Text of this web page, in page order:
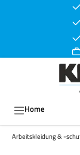
Zum Hauptinhalt
Home
Arbeitskleidung & -